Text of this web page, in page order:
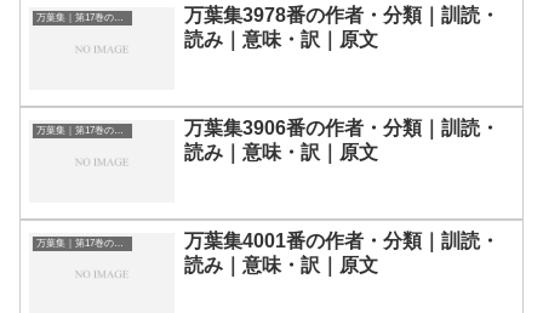
万葉集｜第17巻の和歌一覧
万葉集3978番の作者・分類｜訓読・
読み｜意味・訳｜原文
万葉集｜第17巻の和歌一覧
万葉集3906番の作者・分類｜訓読・
読み｜意味・訳｜原文
万葉集｜第17巻の和歌一覧
万葉集4001番の作者・分類｜訓読・
読み｜意味・訳｜原文